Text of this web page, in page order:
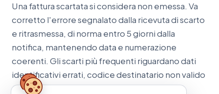
Una fattura scartata si considera non emessa. Va
corretto l'errore segnalato dalla ricevuta di scarto
e ritrasmessa, di norma entro 5 giorni dalla
notifica, mantenendo data e numerazione
coerenti. Gli scarti più frequenti riguardano dati
identificativi errati, codice destinatario non valido
o incongruenze nei valori.